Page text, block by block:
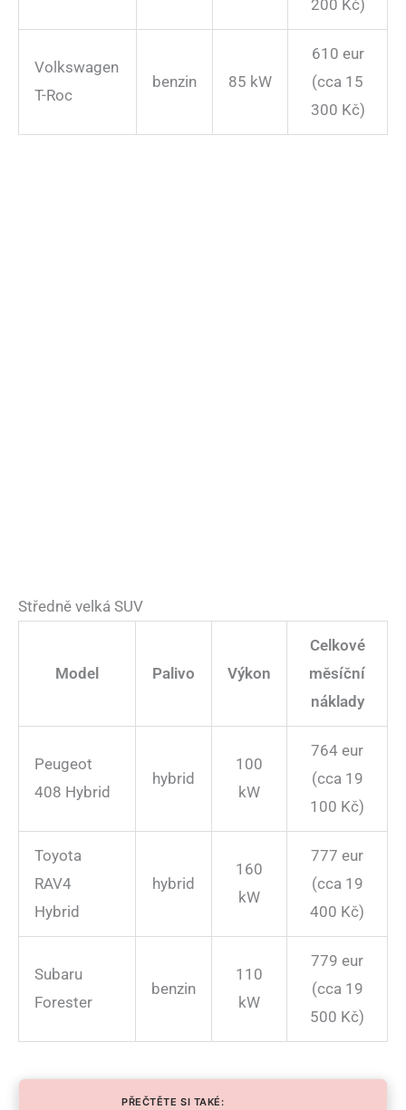
200 Kč)
Volkswagen
T-Roc
benzin 85 kW
610 eur
(cca 15
300 Kč)
Středně velká SUV
Model Palivo Výkon
Celkové
měsíční
náklady
Peugeot
408 Hybrid
hybrid
100
kW
764 eur
(cca 19
100 Kč)
Toyota
RAV4
Hybrid
hybrid
160
kW
777 eur
(cca 19
400 Kč)
Subaru
Forester
benzin
110
kW
779 eur
(cca 19
500 Kč)
PŘEČTĚTE SI TAKÉ: